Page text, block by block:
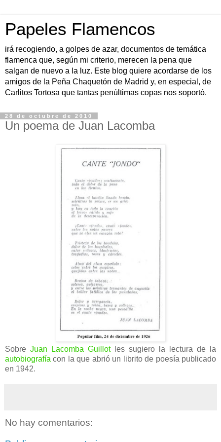
Papeles Flamencos
irá recogiendo, a golpes de azar, documentos de temática
flamenca que, según mi criterio, merecen la pena que
salgan de nuevo a la luz. Este blog quiere acordarse de los
amigos de la Peña Chaquetón de Madrid y, en especial, de
Carlitos Tortosa que tantas penúltimas copas nos soportó.
28 de octubre de 2010
Un poema de Juan Lacomba
Sobre Juan Lacomba Guillotles sugiero la lectura de la
autobiografía con la que abrió un librito de poesía publicado
en 1942.
No hay comentarios: